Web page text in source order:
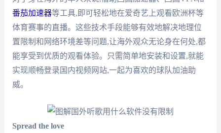
番茄加速器等工具,即可轻松地在爱奇艺上观看欧洲杯等
体育赛事的直播。这些技术手段能够有效地解决地理位
置限制和网络环境差等问题,让海外观众无论身在何处,都
能享受到优质的观看体验。只需简单地安装和设置,就能
实现顺畅登录国内视频网站,一起为喜欢的球队加油助
威。
Spread the love